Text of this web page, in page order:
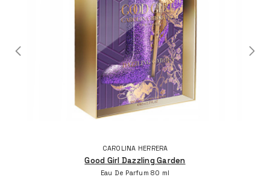
CAROLINA HERRERA
Good Girl Dazzling Garden
Eau De Parfum 80 ml